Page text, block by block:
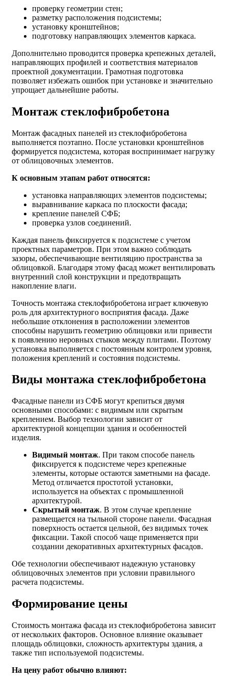
проверку геометрии стен;
разметку расположения подсистемы;
установку кронштейнов;
подготовку направляющих элементов каркаса.
Дополнительно проводится проверка крепежных деталей,
направляющих профилей и соответствия материалов
проектной документации. Грамотная подготовка
позволяет избежать ошибок при установке и значительно
упрощает дальнейшие работы.
Монтаж стеклофибробетона
Монтаж фасадных панелей из стеклофибробетона
выполняется поэтапно. После установки кронштейнов
формируется подсистема, которая воспринимает нагрузку
от облицовочных элементов.
К основным этапам работ относятся:
установка направляющих элементов подсистемы;
выравнивание каркаса по плоскости фасада;
крепление панелей СФБ;
проверка узлов соединений.
Каждая панель фиксируется к подсистеме с учетом
проектных параметров. При этом важно соблюдать
зазоры, обеспечивающие вентиляцию пространства за
облицовкой. Благодаря этому фасад может вентилировать
внутренний слой конструкции и предотвращать
накопление влаги.
Точность монтажа стеклофибробетона играет ключевую
роль для архитектурного восприятия фасада. Даже
небольшие отклонения в расположении элементов
способны нарушить геометрию облицовки или привести
к появлению неровных стыков между плитами. Поэтому
установка выполняется с постоянным контролем уровня,
положения креплений и состояния подсистемы.
Виды монтажа стеклофибробетона
Фасадные панели из СФБ могут крепиться двумя
основными способами: с видимым или скрытым
креплением. Выбор технологии зависит от
архитектурной концепции здания и особенностей
изделия.
Видимый монтаж. При таком способе панель
фиксируется к подсистеме через крепежные
элементы, которые остаются заметными на фасаде.
Метод отличается простотой установки,
используется на объектах с промышленной
архитектурой.
Скрытый монтаж. В этом случае крепление
размещается на тыльной стороне панели. Фасадная
поверхность остается цельной, без видимых точек
фиксации. Такой способ чаще применяется при
создании декоративных архитектурных фасадов.
Обе технологии обеспечивают надежную установку
облицовочных элементов при условии правильного
расчета подсистемы.
Формирование цены
Стоимость монтажа фасада из стеклофибробетона зависит
от нескольких факторов. Основное влияние оказывает
площадь облицовки, сложность архитектуры здания, а
также тип используемой подсистемы.
На цену работ обычно влияют: